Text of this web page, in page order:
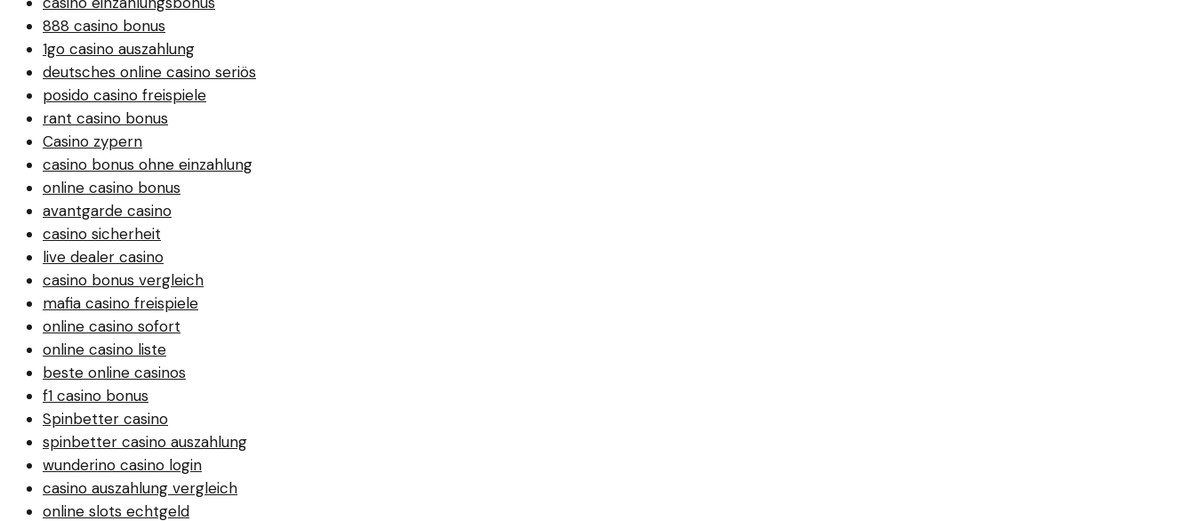
888 casino bonus
1go casino auszahlung
deutsches online casino seriös
posido casino freispiele
rant casino bonus
Casino zypern
casino bonus ohne einzahlung
online casino bonus
avantgarde casino
casino sicherheit
live dealer casino
casino bonus vergleich
mafia casino freispiele
online casino sofort
online casino liste
beste online casinos
f1 casino bonus
Spinbetter casino
spinbetter casino auszahlung
wunderino casino login
casino auszahlung vergleich
online slots echtgeld